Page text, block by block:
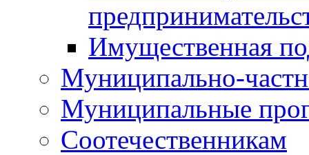
Имущественная
Муниципально-
Муниципальные
Соотечественникам